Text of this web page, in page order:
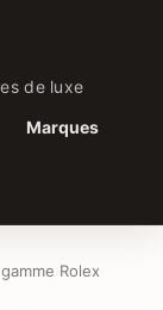
de luxe
Marques
Rolex